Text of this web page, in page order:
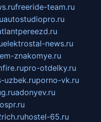
freeride-team.ru
autostudiopro.ru
elektrostal-news.ru
znakomye.ru
pro-otdelky.ru
uzbek.ruporno-vk.ru
adonyev.ru
hostel-65.ru